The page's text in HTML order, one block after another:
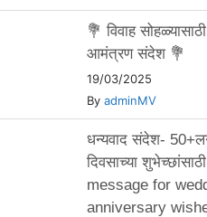
💐 विवाह
आमंत्रण संदेश 💐
19/03/2025
By adminMV
धन्यवाद संदेश-
दिवसाच्या
message for
anniversary